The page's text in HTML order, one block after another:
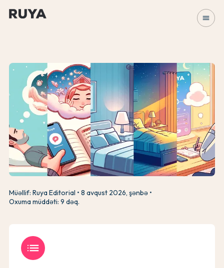
menu
Müəllif: Ruya Editorial
8 avqust 2026, şənbə
Oxuma müddəti: 9 dəq.
list